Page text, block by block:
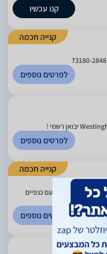
קנו עכשיו
קנייה חכמה
לפרטים נוספים
לפרטים נוספים
קנייה חכמה
מאוורר תקרה 42'' WESTINGHOUSE דגם Laguna 73180 ווסטינגהאוס לבן עם כנפיים
לפרטים נוספים